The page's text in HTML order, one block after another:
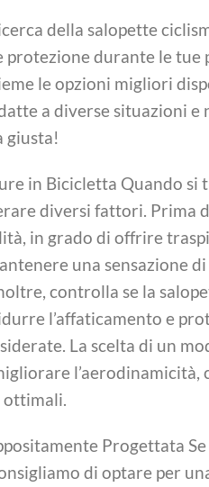
della salopette
durante le tue
le opzioni migliori
a diverse situazioni e
giusta!
in Bicicletta Quando si
diversi fattori. Prima
in grado di offrire
una sensazione di
controlla se la
l’affaticamento e
La scelta di un
l’aerodinamicità,
ottimali.
Progettata
di optare per